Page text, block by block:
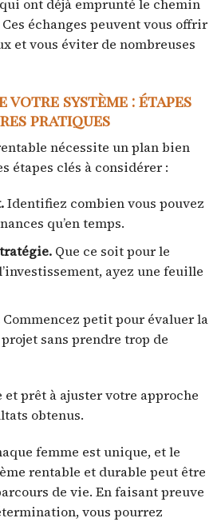
ont déjà emprunté le chemin
échanges peuvent vous offrir
et vous éviter de nombreuses
votre système : étapes
pratiques
nécessite un plan bien
étapes clés à considérer :
Identifiez combien vous pouvez
qu’en temps.
Que ce soit pour le
ayez une feuille
Commencez petit pour évaluer la
sans prendre trop de
prêt à ajuster votre approche
obtenus.
femme est unique, et le
rentable et durable peut être
de vie. En faisant preuve
vous pourrez